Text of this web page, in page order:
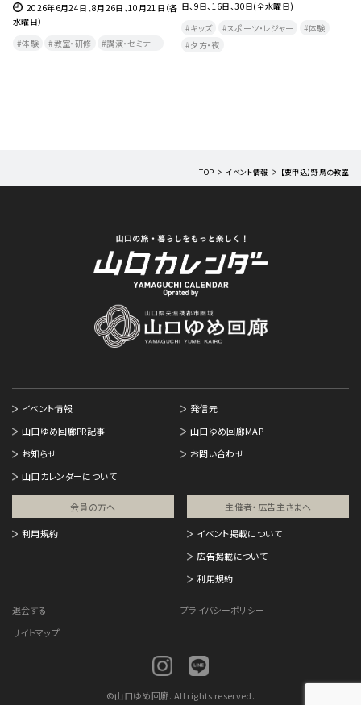
体験
2026年7月2日、9日、16日、23日、30日、8
2026年7月2日、9日、23日、30日
日)
TOP イベント情報 【要申込】野鳥の教室
イベント情報
発信元
山口ゆめ回廊PR記事
山口ゆめ回廊MAP
お知らせ
お問い合わせ
山口カレンダーについて
会員の方へ
利用規約
主催者・広告主さまへ​
イベント掲載について
広告掲載について
利用規約
退会する
プライバシーポリシー
サイトマップ
©山口ゆめ回廊. All rights reserved.